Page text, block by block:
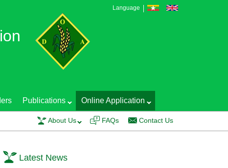
Language
Publications Online Application
EGS Production Technology and Seed Quality Control was conducted on 20
About Us FAQs Contact Us
Latest News